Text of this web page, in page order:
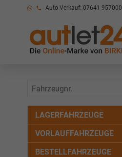
Auto-Verkauf: 07641-957000
Fahrzeugnr.
LAGERFAHRZEUGE
VORLAUFFAHRZEUGE
BESTELLFAHRZEUGE